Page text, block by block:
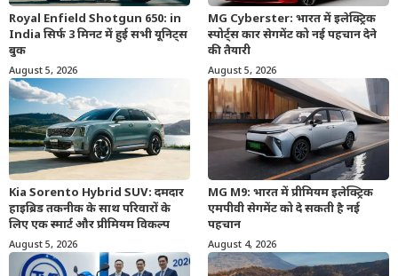
Royal Enfield Shotgun 650: in
India सिर्फ 3 मिनट में हुई सभी यूनिट्स
बुक
August 5, 2026
MG Cyberster: भारत में इलेक्ट्रिक
स्पोर्ट्स कार सेगमेंट को नई पहचान देने
की तैयारी
August 5, 2026
Kia Sorento Hybrid SUV: दमदार
हाइब्रिड तकनीक के साथ परिवारों के
लिए एक स्मार्ट और प्रीमियम विकल्प
August 5, 2026
MG M9: भारत में प्रीमियम इलेक्ट्रिक
एमपीवी सेगमेंट को दे सकती है नई
पहचान
August 4, 2026